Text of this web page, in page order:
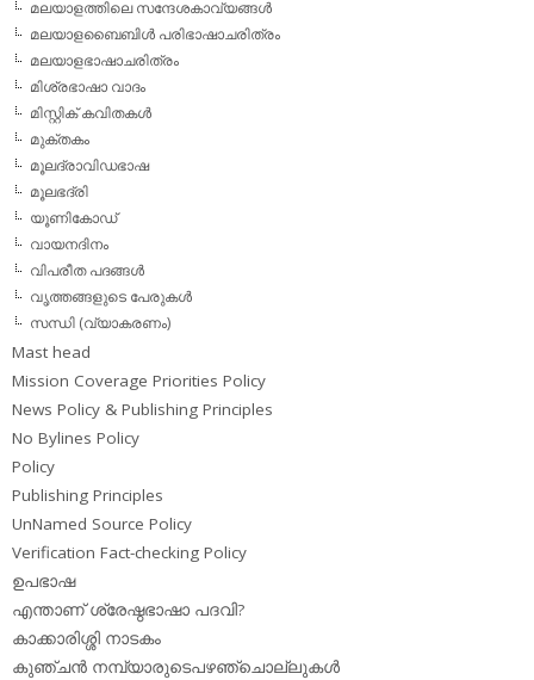
മലയാളത്തിലെ സന്ദേശകാവ്യങ്ങള്‍
മലയാളബൈബിള്‍ പരിഭാഷാചരിത്രം
മലയാളഭാഷാചരിത്രം
മിശ്രഭാഷാ വാദം
മിസ്റ്റിക് കവിതകള്‍
മുക്തകം
മൂലദ്രാവിഡഭാഷ
മൂലഭദ്രി
യൂണികോഡ്
വായനദിനം
വിപരീത പദങ്ങള്‍
വൃത്തങ്ങളുടെ പേരുകള്‍
സന്ധി (വ്യാകരണം)
Mast head
Mission Coverage Priorities Policy
News Policy & Publishing Principles
No Bylines Policy
Policy
Publishing Principles
UnNamed Source Policy
Verification Fact-checking Policy
ഉപഭാഷ
എന്താണ് ശ്രേഷ്ഠഭാഷാ പദവി?
കാക്കാരിശ്ശി നാടകം
കുഞ്ചന്‍ നമ്പ്യാരുടെപഴഞ്ചൊല്ലുകള്‍